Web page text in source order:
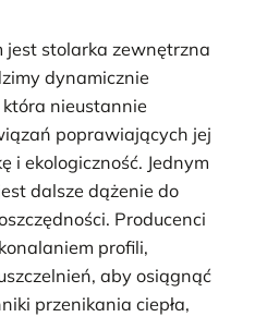
jest stolarka zewnętrzna
dynamicznie
nieustannie
poprawiających jej
i ekologiczność. Jednym
dalsze dążenie do
Producenci
profili,
aby osiągnąć
przenikania ciepła,